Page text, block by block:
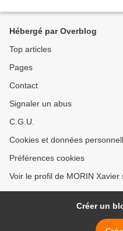
Hébergé par Overblog
Top articles
Pages
Contact
Signaler un abus
C.G.U.
Cookies et données
Préférences cookies
Voir le profil de MORIN
Créer un